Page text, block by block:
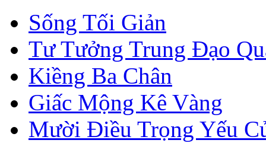
Sống Tối Giản
Tư Tưởng Trung Đạo
Kiềng Ba Chân
Giấc Mộng Kê Vàng
Mười Điều Trọng Yếu